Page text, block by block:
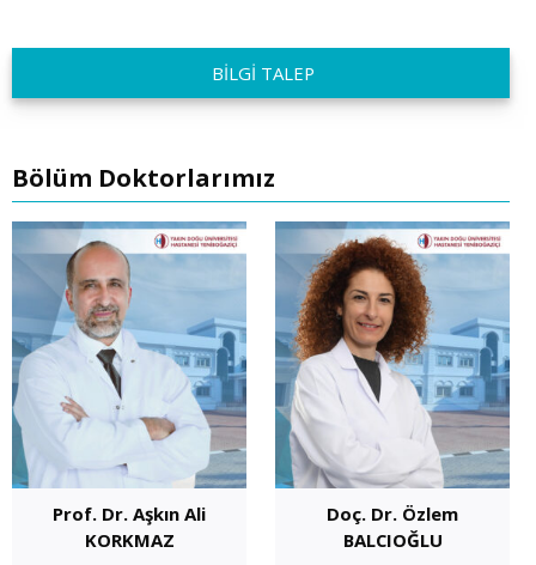
BİLGİ TALEP
Bölüm Doktorlarımız
Prof. Dr. Aşkın Ali
KORKMAZ
Doç. Dr. Özlem
BALCIOĞLU